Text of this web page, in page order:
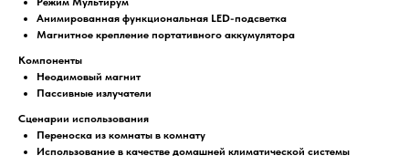
Анимированная функциональная LED-подсветка
Магнитное крепление портативного аккумулятора
Компоненты
Неодимовый магнит
Пассивные излучатели
Сценарии использования
Переноска из комнаты в комнату
Использование в качестве домашней климатической системы